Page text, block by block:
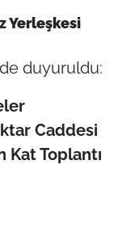
Yerleşkesi
duyuruldu:
Caddesi
Kat Toplantı